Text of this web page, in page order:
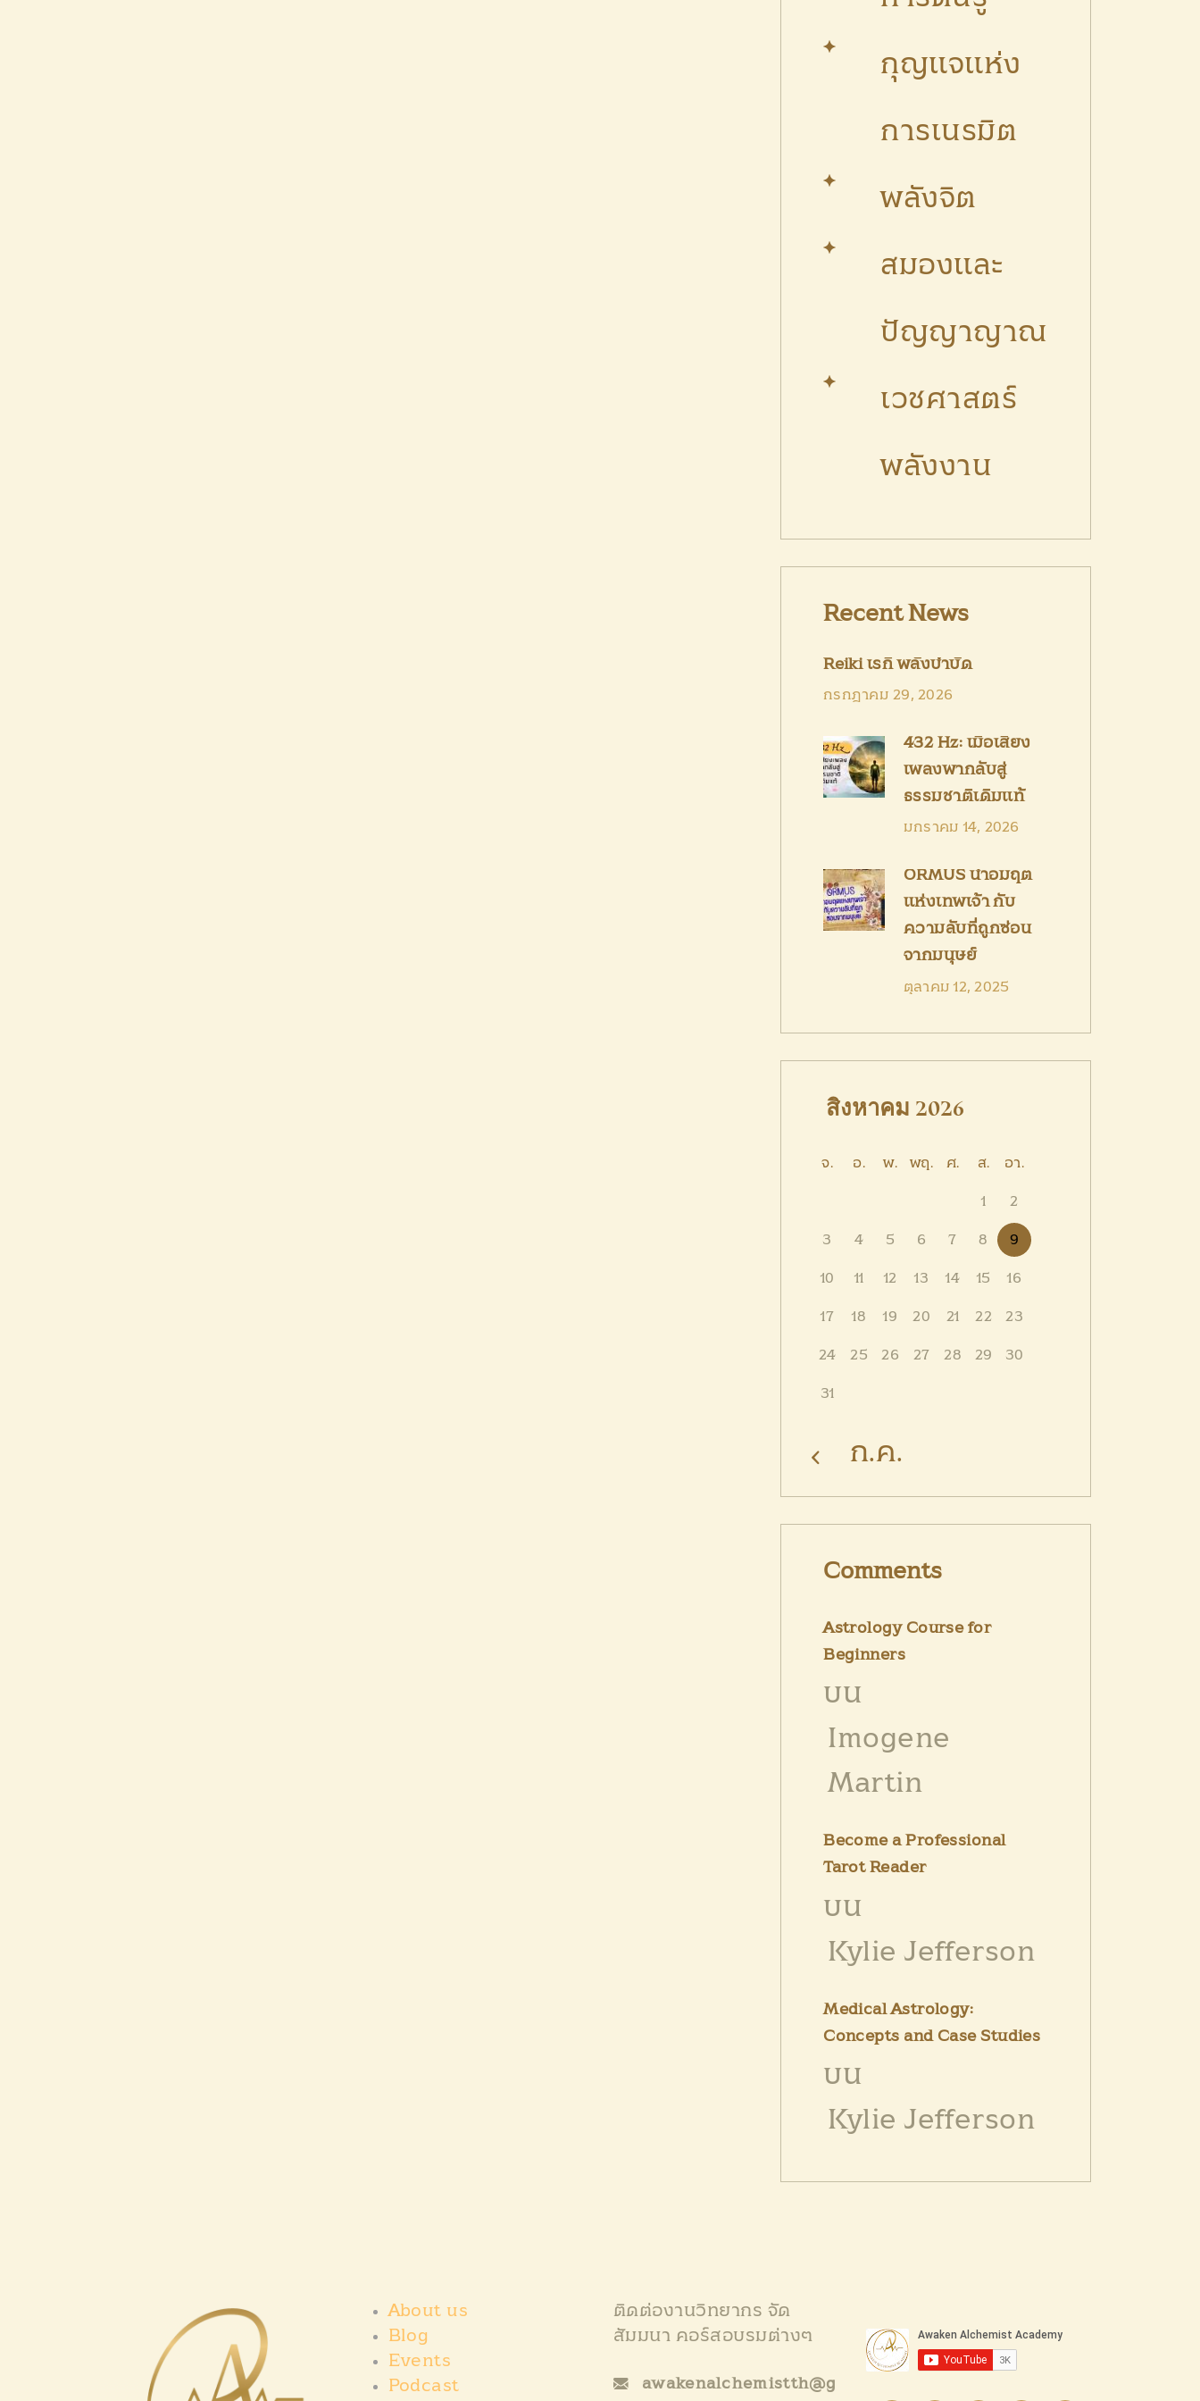
กุญแจแห่ง
การเนรมิต
พลังจิต
สมองและ
ปัญญาญาณ
เวชศาสตร์
พลังงาน
Recent News
Reiki เรกิ พลังบำบัด
กรกฎาคม 29, 2026
432 Hz: เมื่อเสียง
เพลงพากลับสู่
ธรรมชาติเดิมแท้
มกราคม 14, 2026
ORMUS น้ำอมฤต
แห่งเทพเจ้า กับ
ความลับที่ถูกซ่อน
จากมนุษย์
ตุลาคม 12, 2025
สิงหาคม 2026
จ. อ. พ. พฤ. ศ. ส. อา.
1 2
3 4 5 6 7 8 9
10 11 12 13 14 15 16
17 18 19 20 21 22 23
24 25 26 27 28 29 30
31
« ก.ค.
Comments
Imogene
Martin
บน
Astrology Course for
Beginners
Kylie Jefferson
บน
Become a Professional
Tarot Reader
Kylie Jefferson
บน
Medical Astrology:
Concepts and Case Studies
About us
Blog
Events
Podcast
ติดต่องานวิทยากร จัด
สัมมนา คอร์สอบรมต่างๆ
awakenalchemistth@g